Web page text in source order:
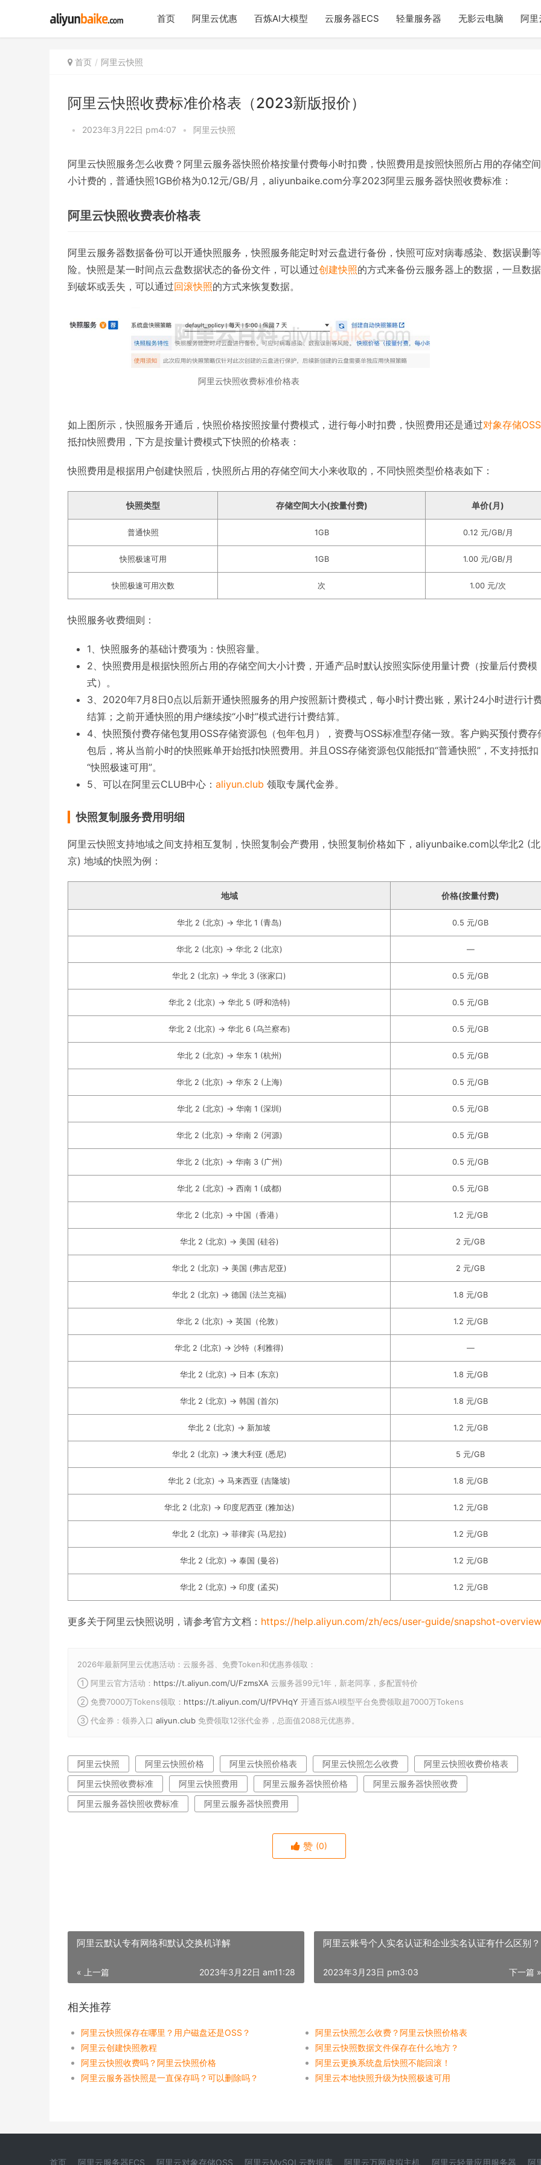
首页 阿里云优惠 百炼AI大模型 云服务器ECS 轻量服务器 无影云电脑 阿里
首页 阿里云快照
阿里云快照收费标准价格表（2023新版报价）
• 2023年3月22日 pm4:07 • 阿里云快照
阿里云快照服务怎么收费？阿里云服务器快照价格按量付费每小时扣费，快照费用是按照快照所占用的存储空
小计费的，普通快照1GB价格为0.12元/GB/月，aliyunbaike.com分享2023阿里云服务器快照收费标准：
阿里云快照收费表价格表
阿里云服务器数据备份可以开通快照服务，快照服务能定时对云盘进行备份，快照可应对病毒感染、数据误删
险。快照是某一时间点云盘数据状态的备份文件，可以通过创建快照的方式来备份云服务器上的数据，一旦数
到破坏或丢失，可以通过回滚快照的方式来恢复数据。
阿里云快照收费标准价格表
如上图所示，快照服务开通后，快照价格按照按量付费模式，进行每小时扣费，快照费用还是通过对象存储OSS
抵扣快照费用，下方是按量计费模式下快照的价格表：
快照费用是根据用户创建快照后，快照所占用的存储空间大小来收取的，不同快照类型价格表如下：
快照类型 存储空间大小(按量付费) 单价(月)
普通快照 1GB 0.12 元/GB/月
快照极速可用 1GB 1.00 元/GB/月
快照极速可用次数 次 1.00 元/次
快照服务收费细则：
1、快照服务的基础计费项为：快照容量。
2、快照费用是根据快照所占用的存储空间大小计费，开通产品时默认按照实际使用量计费（按量后付费模
式）。
3、2020年7月8日0点以后新开通快照服务的用户按照新计费模式，每小时计费出账，累计24小时进行计
结算；之前开通快照的用户继续按“小时”模式进行计费结算。
4、快照预付费存储包复用OSS存储资源包（包年包月），资费与OSS标准型存储一致。客户购买预付费存
包后，将从当前小时的快照账单开始抵扣快照费用。并且OSS存储资源包仅能抵扣“普通快照”，不支持抵扣
“快照极速可用”。
5、可以在阿里云CLUB中心： aliyun.club 领取专属代金券。
快照复制服务费用明细
阿里云快照支持地域之间支持相互复制，快照复制会产费用，快照复制价格如下，aliyunbaike.com以华北2 (北
京) 地域的快照为例：
地域 价格(按量付费)
华北 2 (北京) -> 华北 1 (青岛) 0.5 元/GB
华北 2 (北京) -> 华北 2 (北京) —
华北 2 (北京) -> 华北 3 (张家口) 0.5 元/GB
华北 2 (北京) -> 华北 5 (呼和浩特) 0.5 元/GB
华北 2 (北京) -> 华北 6 (乌兰察布) 0.5 元/GB
华北 2 (北京) -> 华东 1 (杭州) 0.5 元/GB
华北 2 (北京) -> 华东 2 (上海) 0.5 元/GB
华北 2 (北京) -> 华南 1 (深圳) 0.5 元/GB
华北 2 (北京) -> 华南 2 (河源) 0.5 元/GB
华北 2 (北京) -> 华南 3 (广州) 0.5 元/GB
华北 2 (北京) -> 西南 1 (成都) 0.5 元/GB
华北 2 (北京) -> 中国（香港） 1.2 元/GB
华北 2 (北京) -> 美国 (硅谷) 2 元/GB
华北 2 (北京) -> 美国 (弗吉尼亚) 2 元/GB
华北 2 (北京) -> 德国 (法兰克福) 1.8 元/GB
华北 2 (北京) -> 英国（伦敦） 1.2 元/GB
华北 2 (北京) -> 沙特（利雅得) —
华北 2 (北京) -> 日本 (东京) 1.8 元/GB
华北 2 (北京) -> 韩国 (首尔) 1.8 元/GB
华北 2 (北京) -> 新加坡 1.2 元/GB
华北 2 (北京) -> 澳大利亚 (悉尼) 5 元/GB
华北 2 (北京) -> 马来西亚 (吉隆坡) 1.8 元/GB
华北 2 (北京) -> 印度尼西亚 (雅加达) 1.2 元/GB
华北 2 (北京) -> 菲律宾 (马尼拉) 1.2 元/GB
华北 2 (北京) -> 泰国 (曼谷) 1.2 元/GB
华北 2 (北京) -> 印度 (孟买) 1.2 元/GB
更多关于阿里云快照说明，请参考官方文档： https://help.aliyun.com/zh/ecs/user-guide/snapshot-overview
2026年最新阿里云优惠活动：云服务器、免费Token和优惠券领取：
① 阿里云官方活动： https://t.aliyun.com/U/FzmsXA 云服务器99元1年，新老同享，多配置特价
② 免费7000万Tokens领取： https://t.aliyun.com/U/fPVHqY 开通百炼AI模型平台免费领取超7000万Tokens
③ 代金券：领券入口 aliyun.club 免费领取12张代金券，总面值2088元优惠券。
阿里云快照 阿里云快照价格 阿里云快照价格表 阿里云快照怎么收费
阿里云快照收费价格表
阿里云快照收费标准
阿里云快照费用 阿里云服务器快照价格
阿里云服务器快照收费
阿里云服务器快照收费标准
阿里云服务器快照费用
赞 (0)
阿里云默认专有网络和默认交换机详解
« 上一篇 2023年3月22日 am11:28
阿里云账号个人实名认证和企业实名认证有什么区别？
下一篇 »
2023年3月23日 pm3:03
相关推荐
阿里云快照保存在哪里？用户磁盘还是OSS？
阿里云快照怎么收费？阿里云快照价格表
阿里云创建快照教程
阿里云快照数据文件保存在什么地方？
阿里云快照收费吗？阿里云快照价格
阿里云更换系统盘后快照不能回滚！
阿里云服务器快照是一直保存吗？可以删除吗？
阿里云本地快照升级为快照极速可用
首页 阿里云服务器ECS 阿里云对象存储OSS 阿里云MySQL云数据库 阿里云万网虚拟主机 阿里云轻量应用服务器 阿